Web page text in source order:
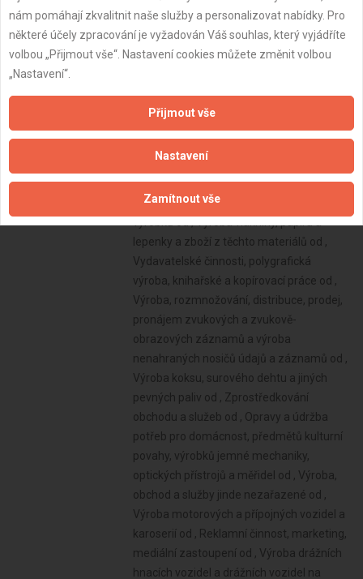
nám pomáhají zkvalitnit naše služby a personalizovat nabídky. Pro
některé účely zpracování je vyžadován Váš souhlas, který vyjádříte
volbou „Přijmout vše“. Nastavení cookies můžete změnit volbou
„Nastavení“.
Přijmout vše
Nastavení
Zamítnout vše